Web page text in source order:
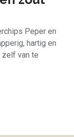
Peper en
hartig en
zelf van te